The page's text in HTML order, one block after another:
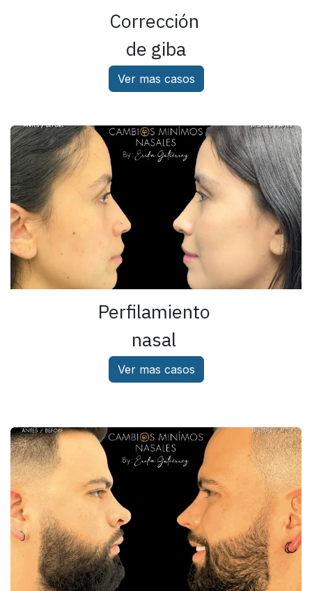
Corrección
de giba
Ver mas casos
Perfilamiento
nasal
Ver mas casos